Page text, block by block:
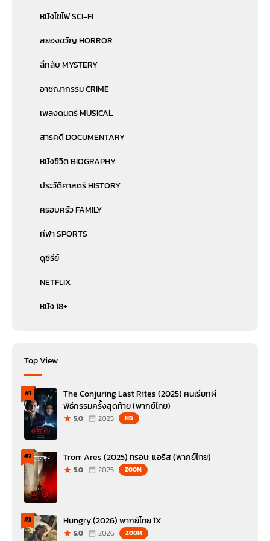
หนังไซไฟ SCI-FI
สยองขวัญ HORROR
ลึกลับ MYSTERY
อาชญากรรม CRIME
เพลงดนตรี MUSICAL
สารคดี DOCUMENTARY
หนังชีวิต BIOGRAPHY
ประวัติศาสตร์ HISTORY
ครอบครัว FAMILY
กีฬา SPORTS
ดูซีรีย์
NETFLIX
หนัง 18+
Top View
#1
The Conjuring Last Rites (2025) คนเรียกผี
พิธีกรรมครั้งสุดท้าย (พากย์ไทย)
5.0 2025 HD
#2 Tron: Ares (2025) ทรอน: แอรีส (พากย์ไทย)
5.0 2025 ZOOM
#3 Hungry (2026) พากย์ไทย 1X
5.0 2026 ZOOM